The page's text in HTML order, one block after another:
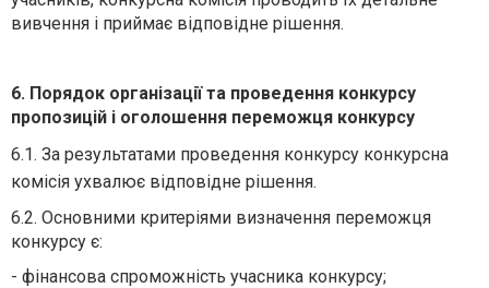
вивчення і приймає відповідне рішення.
6. Порядок організації та проведення конкурсу
пропозицій і оголошення переможця конкурсу
6.1. За результатами проведення конкурсу конкурсна
комісія ухвалює відповідне рішення.
6.2. Основними критеріями визначення переможця
конкурсу є:
- фінансова спроможність учасника конкурсу;